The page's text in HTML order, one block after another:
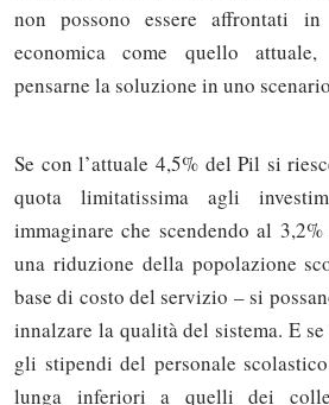
non possono essere affrontati
economica come quello
pensarne la soluzione in uno
Se con l’attuale 4,5% del Pil si
quota limitatissima agli
immaginare che scendendo al
una riduzione della popolazione
base di costo del servizio – si
innalzare la qualità del sistema. E
gli stipendi del personale
lunga inferiori a quelli dei